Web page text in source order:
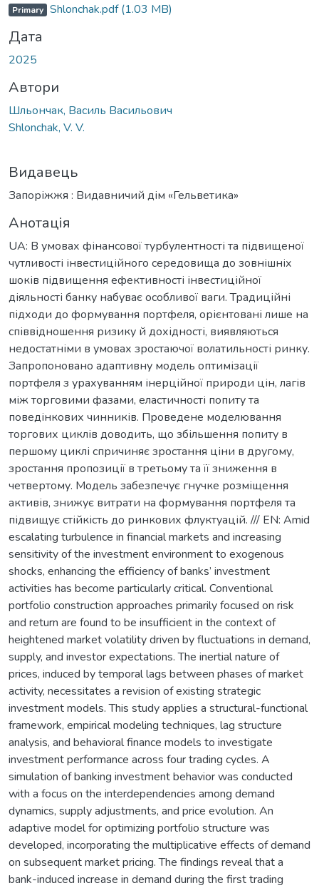
Primary Shlonchak.pdf(1.03 MB)
Дата
2025
Автори
Шльончак, Василь Васильович
Shlonchak, V. V.
Видавець
Запоріжжя : Видавничий дім «Гельветика»
Анотація
UA: В умовах фінансової турбулентності та підвищеної
чутливості інвестиційного середовища до зовнішніх
шоків підвищення ефективності інвестиційної
діяльності банку набуває особливої ваги. Традиційні
підходи до формування портфеля, орієнтовані лише на
співвідношення ризику й дохідності, виявляються
недостатніми в умовах зростаючої волатильності ринку.
Запропоновано адаптивну модель оптимізації
портфеля з урахуванням інерційної природи цін, лагів
між торговими фазами, еластичності попиту та
поведінкових чинників. Проведене моделювання
торгових циклів доводить, що збільшення попиту в
першому циклі спричиняє зростання ціни в другому,
зростання пропозиції в третьому та її зниження в
четвертому. Модель забезпечує гнучке розміщення
активів, знижує витрати на формування портфеля та
підвищує стійкість до ринкових флуктуацій. /// EN: Amid
escalating turbulence in financial markets and increasing
sensitivity of the investment environment to exogenous
shocks, enhancing the efficiency of banks’ investment
activities has become particularly critical. Conventional
portfolio construction approaches primarily focused on risk
and return are found to be insufficient in the context of
heightened market volatility driven by fluctuations in demand,
supply, and investor expectations. The inertial nature of
prices, induced by temporal lags between phases of market
activity, necessitates a revision of existing strategic
investment models. This study applies a structural-functional
framework, empirical modeling techniques, lag structure
analysis, and behavioral finance models to investigate
investment performance across four trading cycles. A
simulation of banking investment behavior was conducted
with a focus on the interdependencies among demand
dynamics, supply adjustments, and price evolution. An
adaptive model for optimizing portfolio structure was
developed, incorporating the multiplicative effects of demand
on subsequent market pricing. The findings reveal that a
bank-induced increase in demand during the first trading